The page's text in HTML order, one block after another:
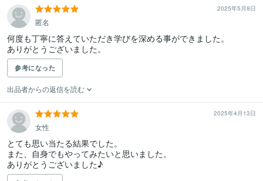
2025年5月8日
匿名
何度も丁寧に答えていただき学びを深める事ができました。
ありがとうございました。
参考になった
出品者からの返信を読む
2025年4月13日
女性
とても思い当たる結果でした。
また、自身でもやってみたいと思いました。
ありがとうございました♪